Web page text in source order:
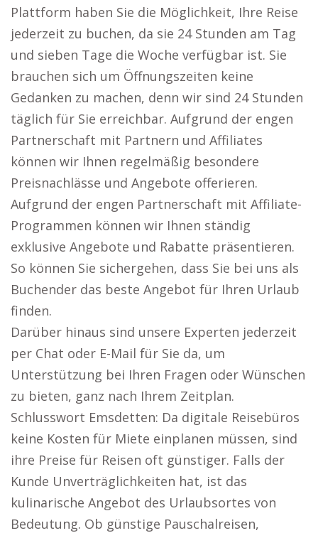
Plattform haben Sie die Möglichkeit, Ihre Reise
jederzeit zu buchen, da sie 24 Stunden am Tag
und sieben Tage die Woche verfügbar ist. Sie
brauchen sich um Öffnungszeiten keine
Gedanken zu machen, denn wir sind 24 Stunden
täglich für Sie erreichbar. Aufgrund der engen
Partnerschaft mit Partnern und Affiliates
können wir Ihnen regelmäßig besondere
Preisnachlässe und Angebote offerieren.
Aufgrund der engen Partnerschaft mit Affiliate-
Programmen können wir Ihnen ständig
exklusive Angebote und Rabatte präsentieren.
So können Sie sichergehen, dass Sie bei uns als
Buchender das beste Angebot für Ihren Urlaub
finden.
Darüber hinaus sind unsere Experten jederzeit
per Chat oder E-Mail für Sie da, um
Unterstützung bei Ihren Fragen oder Wünschen
zu bieten, ganz nach Ihrem Zeitplan.
Schlusswort Emsdetten: Da digitale Reisebüros
keine Kosten für Miete einplanen müssen, sind
ihre Preise für Reisen oft günstiger. Falls der
Kunde Unverträglichkeiten hat, ist das
kulinarische Angebot des Urlaubsortes von
Bedeutung. Ob günstige Pauschalreisen,